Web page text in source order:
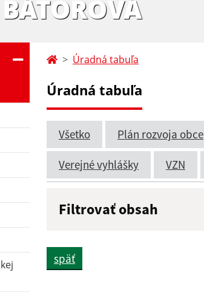
Úradná tabuľa
Úradná tabuľa
Všetko Plán rozvoja obce
Verejné vyhlášky VZN
Filtrovať obsah
späť